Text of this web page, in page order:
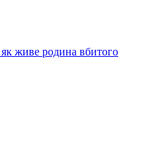
як живе родина вбитого